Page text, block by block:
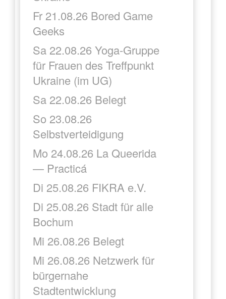
Fr 21.08.26 Bored Game
Geeks
Sa 22.08.26 Yoga-Gruppe
für Frauen des Treffpunkt
Ukraine (im UG)
Sa 22.08.26 Belegt
So 23.08.26
Selbstverteidigung
Mo 24.08.26 La Queerida
— Practicá
Di 25.08.26 FIKRA e.V.
Di 25.08.26 Stadt für alle
Bochum
Mi 26.08.26 Belegt
Mi 26.08.26 Netzwerk für
bürgernahe
Stadtentwicklung